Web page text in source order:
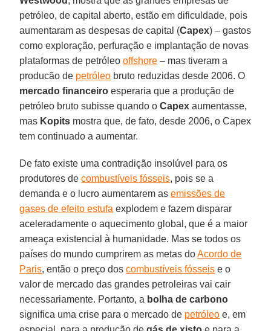
petróleo, de capital aberto, estão em dificuldade, pois
aumentaram as despesas de capital (Capex) – gastos
como exploração, perfuração e implantação de novas
plataformas de petróleooffshore – mas tiveram a
producão de petróleo bruto reduzidas desde 2006. O
mercado financeiro esperaria que a produção de
petróleo bruto subisse quando oCapex aumentasse,
mas Kopits mostra que, de fato, desde 2006, o Capex
tem continuado a aumentar.
De fato existe uma contradição insolúvel para os
produtores decombustíveis fósseis, pois se a
demanda e o lucro aumentarem asemissões de
gases de efeito estufa explodem e fazem disparar
aceleradamente o aquecimento global, que é a maior
ameaça existencial à humanidade. Mas se todos os
países do mundo cumprirem as metas doAcordo de
Paris, então o preço doscombustíveis fósseis e o
valor de mercado das grandes petroleiras vai cair
necessariamente. Portanto, a bolha de carbono
significa uma crise para o mercado de petróleo e, em